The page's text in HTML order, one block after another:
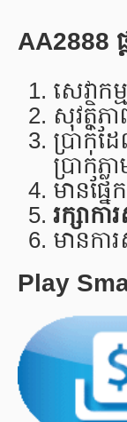
AA2888
សេវាកម្ម
សុវត្ថិភ
ប្រាក់ដ
ប្រាក់ភ្ល
មានផ្ន
រក្សាកា
មានកា
Play